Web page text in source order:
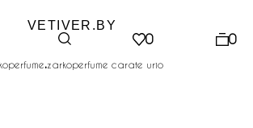
VETIVER.BY
0 0
.zarkoperfume carate urio